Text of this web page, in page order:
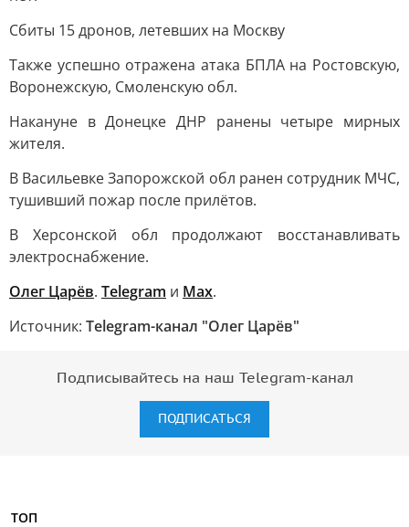
Сбиты 15 дронов, летевших на Москву
Также успешно отражена атака БПЛА на Ростовскую,
Воронежскую, Смоленскую обл.
Накануне в Донецке ДНР ранены четыре мирных
жителя.
В Васильевке Запорожской обл ранен сотрудник МЧС,
тушивший пожар после прилётов.
В Херсонской обл продолжают восстанавливать
электроснабжение.
Олег Царёв. Telegram и Max.
Источник: Telegram-канал "Олег Царёв"
Подписывайтесь на наш Telegram-канал
ПОДПИСАТЬСЯ
ТОП